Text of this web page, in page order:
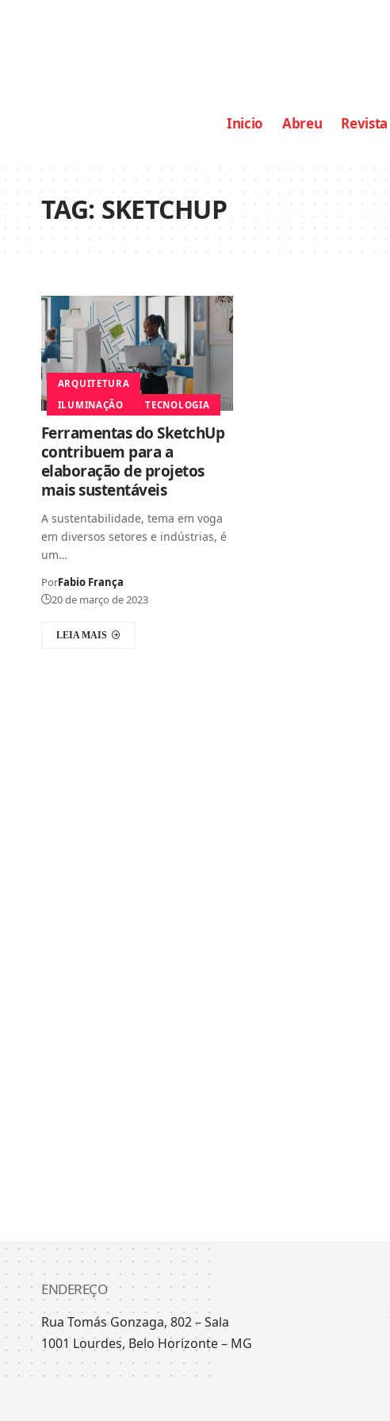
Inicio Abreu Revista
TAG:SKETCHUP
ARQUITETURA
ILUMINAÇÃO
TECNOLOGIA
Ferramentas do SketchUp
contribuem para a
elaboração de projetos
mais sustentáveis
A sustentabilidade, tema em voga
em diversos setores e indústrias, é
um…
PorFabio França
20 de março de 2023
LEIA MAIS
ENDEREÇO
Rua Tomás Gonzaga, 802 – Sala
1001 Lourdes, Belo Horizonte – MG